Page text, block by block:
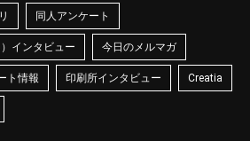
同人アンケート
インタビュー 今日のメルマガ
ト情報 印刷所インタビュー Creatia